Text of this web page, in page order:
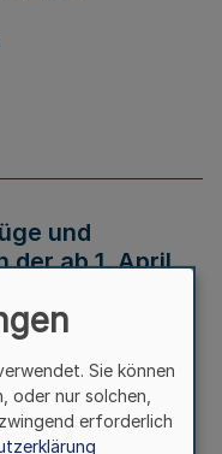
und
der ab 1. April
Sie können
oder nur solchen,
erforderlich